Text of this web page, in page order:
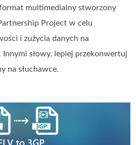
multimedialny stworzony
Project w celu
i zużycia danych na
słowy, lepiej przekonwertuj
na słuchawce.